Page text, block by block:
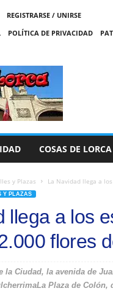
REGISTRARSE / UNIRSE
POLÍTICA DE PRIVACIDAD
COSAS DE LORCA
y Plazas La Navidad llega a
Y PLAZAS
llega a los
flores
la Ciudad, la avenida de
Plaza de